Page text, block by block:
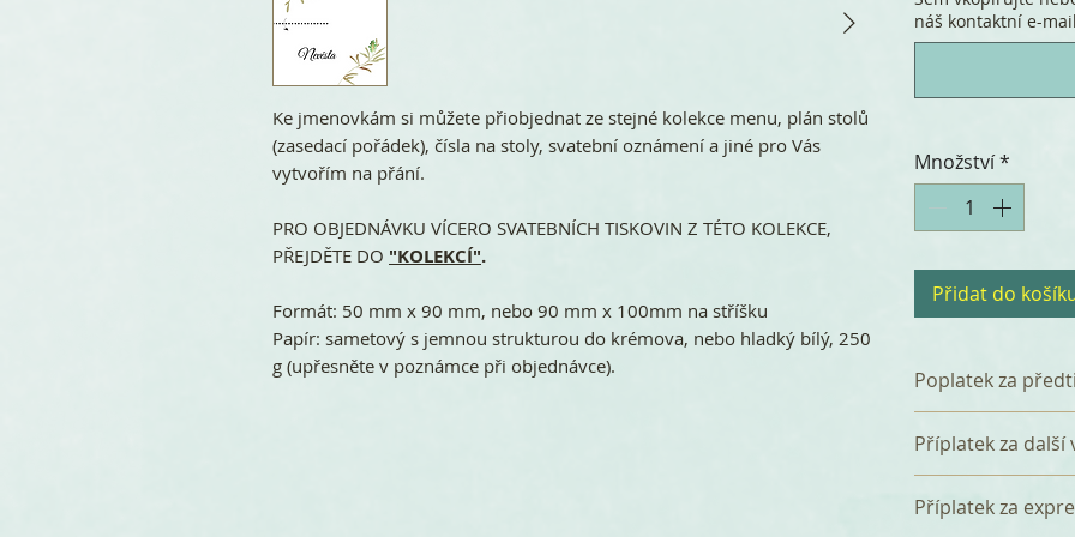
Ke jmenovkám si můžete přiobjednat ze stejné kolekce menu, plán stolů
(zasedací pořádek), čísla na stoly, svatební oznámení a jiné pro Vás
vytvořím na přání.
PRO OBJEDNÁVKU VÍCERO SVATEBNÍCH TISKOVIN Z TÉTO KOLEKCE,
PŘEJDĚTE DO "KOLEKCÍ".
Formát: 50 mm x 90 mm, nebo 90 mm x 100mm na stříšku
Papír: sametový s jemnou strukturou do krémova, nebo hladký bílý, 250
g (upřesněte v poznámce při objednávce).
náš kontaktní e-
Množství*
Přidat do
Poplatek za
poplatek 120 Kč
který zahrnuje
tři korektury. Před
Příplatek za další
verzi (např.
Příplatek za